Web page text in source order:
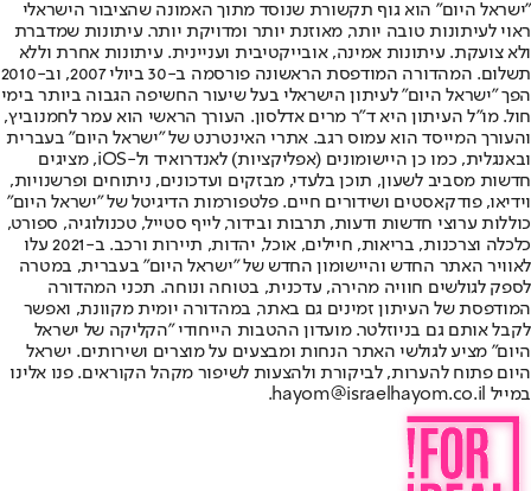
"ישראל היום" הוא גוף תקשורת שנוסד מתוך האמונה שהציבור הישראלי
ראוי לעיתונות טובה יותר, מאוזנת יותר ומדויקת יותר. עיתונות שמדברת
ולא צועקת. עיתונות אמינה, אובייקטיבית ועניינית. עיתונות אחרת וללא
תשלום. המהדורה המודפסת הראשונה פורסמה ב-30 ביולי 2007, וב-2010
הפך "ישראל היום" לעיתון הישראלי בעל שיעור החשיפה הגבוה ביותר בימי
חול. מו"ל העיתון היא ד"ר מרים אדלסון. העורך הראשי הוא עמר לחמנוביץ,
והעורך המייסד הוא עמוס רגב. אתרי האינטרנט של "ישראל היום" בעברית
ובאנגלית, כמו כן היישומונים (אפליקציות) לאנדרואיד ול-iOS, מציגים
חדשות מסביב לשעון, תוכן בלעדי, מבזקים ועדכונים, ניתוחים ופרשנויות,
וידיאו, פודקאסטים ושידורים חיים. פלטפורמות הדיגיטל של "ישראל היום"
כוללות ערוצי חדשות ודעות, תרבות ובידור, לייף סטייל, טכנולוגיה, ספורט,
כלכלה וצרכנות, בריאות, חיילים, אוכל, יהדות, תיירות ורכב. ב-2021 עלו
לאוויר האתר החדש והיישומון החדש של "ישראל היום" בעברית, במטרה
לספק לגולשים חוויה מהירה, עדכנית, בטוחה ונוחה. תכני המהדורה
המודפסת של העיתון זמינים גם באתר, במהדורה יומית מקוונת, ואפשר
לקבל אותם גם בניוזלטר. מועדון ההטבות הייחודי "הקליקה של ישראל
היום" מציע לגולשי האתר הנחות ומבצעים על מוצרים ושירותים. ישראל
היום פתוח להערות, לביקורת ולהצעות לשיפור מקהל הקוראים. פנו אלינו
במייל hayom@israelhayom.co.il.